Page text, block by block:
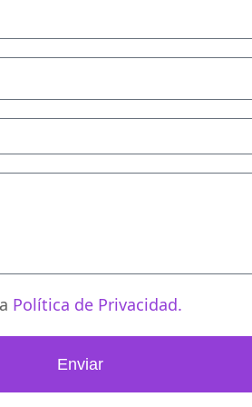
Política de Privacidad.
Enviar